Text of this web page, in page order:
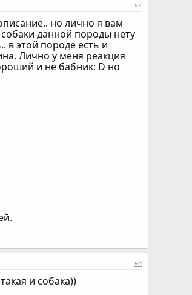
#7
но лично я вам
данной породы нету
в этой породе есть и
Лично у меня реакция
и не бабник: D но
#8
и собака))